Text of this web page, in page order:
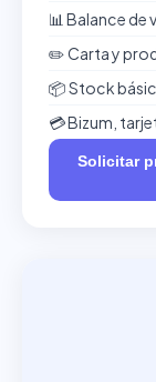
📊 Balance
✏️ Carta y
📦 Stock
💳 Bizum,
Solicitar